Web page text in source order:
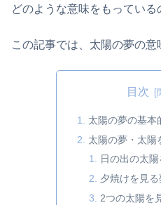
どのような意味をもっている
この記事では、太陽の夢の意
目次
太陽の夢の基本
太陽の夢・太陽
日の出の太
夕焼けを見る
2つの太陽を